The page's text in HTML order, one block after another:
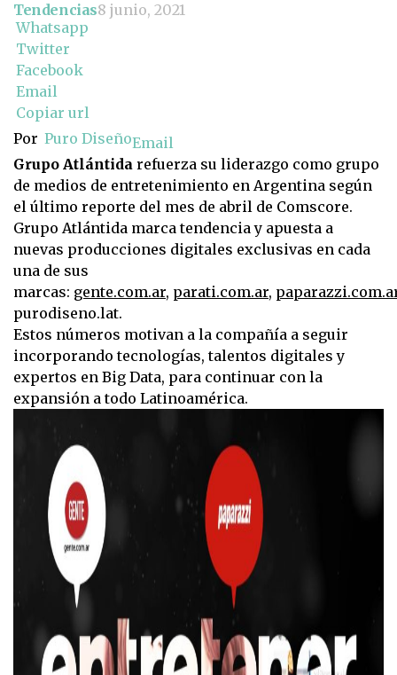
Tendencias8 junio, 2021
Whatsapp
Twitter
Facebook
Email
Copiar url
Por Puro DiseñoEmail
Grupo Atlántida refuerza su liderazgo como grupo
de medios de entretenimiento en Argentina según
el último reporte del mes de abril de Comscore.
Grupo Atlántida marca tendencia y apuesta a
nuevas producciones digitales exclusivas en cada
una de sus
marcas: gente.com.ar, parati.com.ar,
purodiseno.lat.
Estos números motivan a la compañía a seguir
incorporando tecnologías, talentos digitales y
expertos en Big Data, para continuar con la
expansión a todo Latinoamérica.